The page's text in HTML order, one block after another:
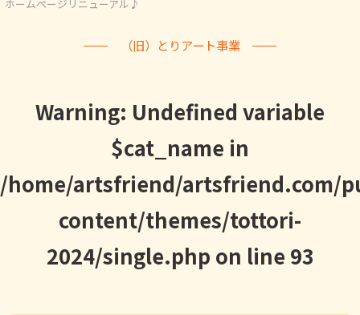
ホームページリニューアル♪
（旧）とりアート事業
Warning: Undefined variable
$cat_name in
/home/artsfriend/artsfriend.com/
content/themes/tottori-
2024/single.php on line 93